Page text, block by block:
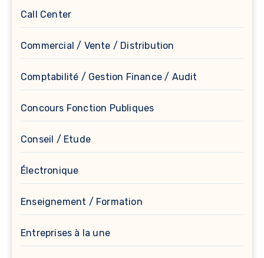
Call Center
Commercial / Vente / Distribution
Comptabilité / Gestion Finance / Audit
Concours Fonction Publiques
Conseil / Etude
Électronique
Enseignement / Formation
Entreprises à la une